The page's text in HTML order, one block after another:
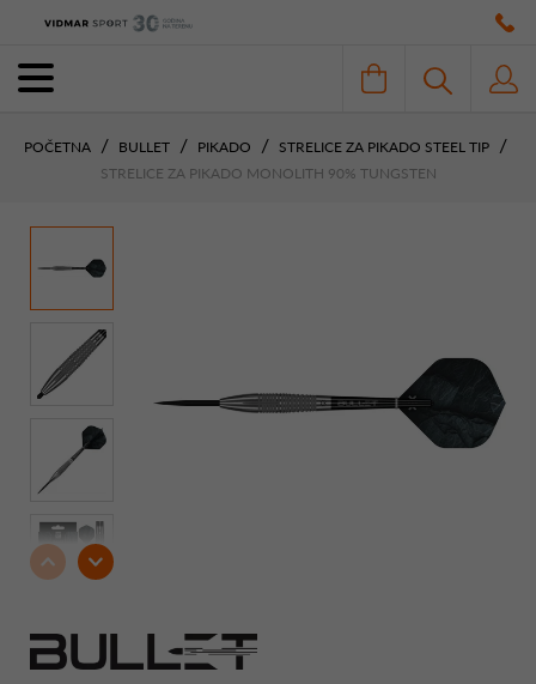
POČETNA BULLET PIKADO
STRELICE ZA PIKADO STEEL TIP
STRELICE ZA PIKADO MONOLITH 90% TUNGSTEN